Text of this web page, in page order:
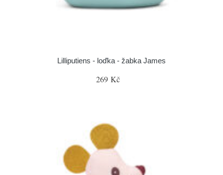
Lilliputiens - loďka - žabka James
269 Kč